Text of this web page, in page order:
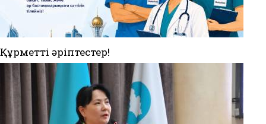
Құрметті әріптестер!